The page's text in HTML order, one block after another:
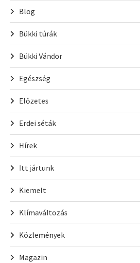
Blog
Bükki túrák
Bükki Vándor
Egészség
Előzetes
Erdei séták
Hírek
Itt jártunk
Kiemelt
Klímaváltozás
Közlemények
Magazin